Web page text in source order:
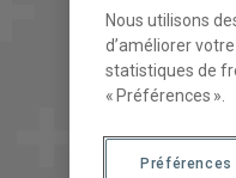
Nous utilisons
d’améliorer
statistiques de
« Préférences ».
Préférences